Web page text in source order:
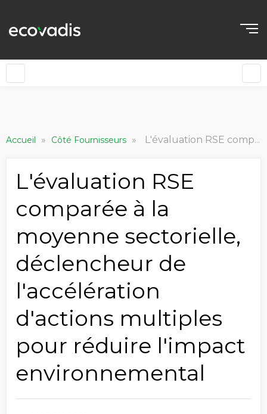
Accueil » Côté Fournisseurs » L'évaluation RSE comparée à la moyenne sectorielle, déclencheur de l'accélération d'actions multiples pour réduire l'impact environnemental
L'évaluation RSE
comparée à la
moyenne sectorielle,
déclencheur de
l'accélération
d'actions multiples
pour réduire l'impact
environnemental